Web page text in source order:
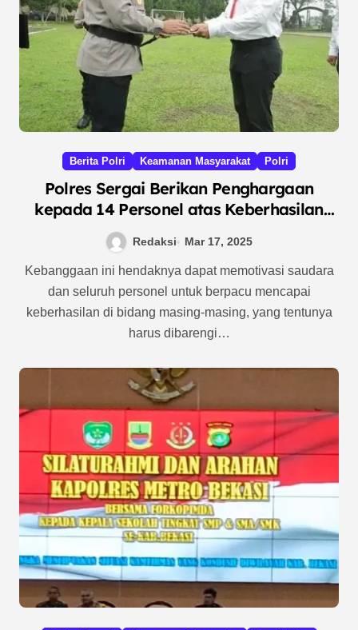
Berita Polri Keamanan Masyarakat Polri
Polres Sergai Berikan Penghargaan
kepada 14 Personel atas Keberhasilan
Ungkap Kasus PMI Ilegal
Redaksi Mar 17, 2025
Kebanggaan ini hendaknya dapat memotivasi saudara
dan seluruh personel untuk berpacu mencapai
keberhasilan di bidang masing-masing, yang tentunya
harus dibarengi…